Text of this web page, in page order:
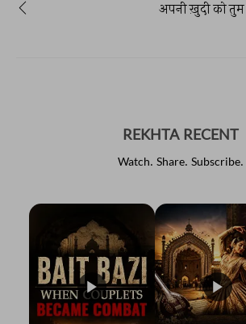
अपनी ख़ुदी को
REKHTA RECENT
Watch. Share. Subscribe.